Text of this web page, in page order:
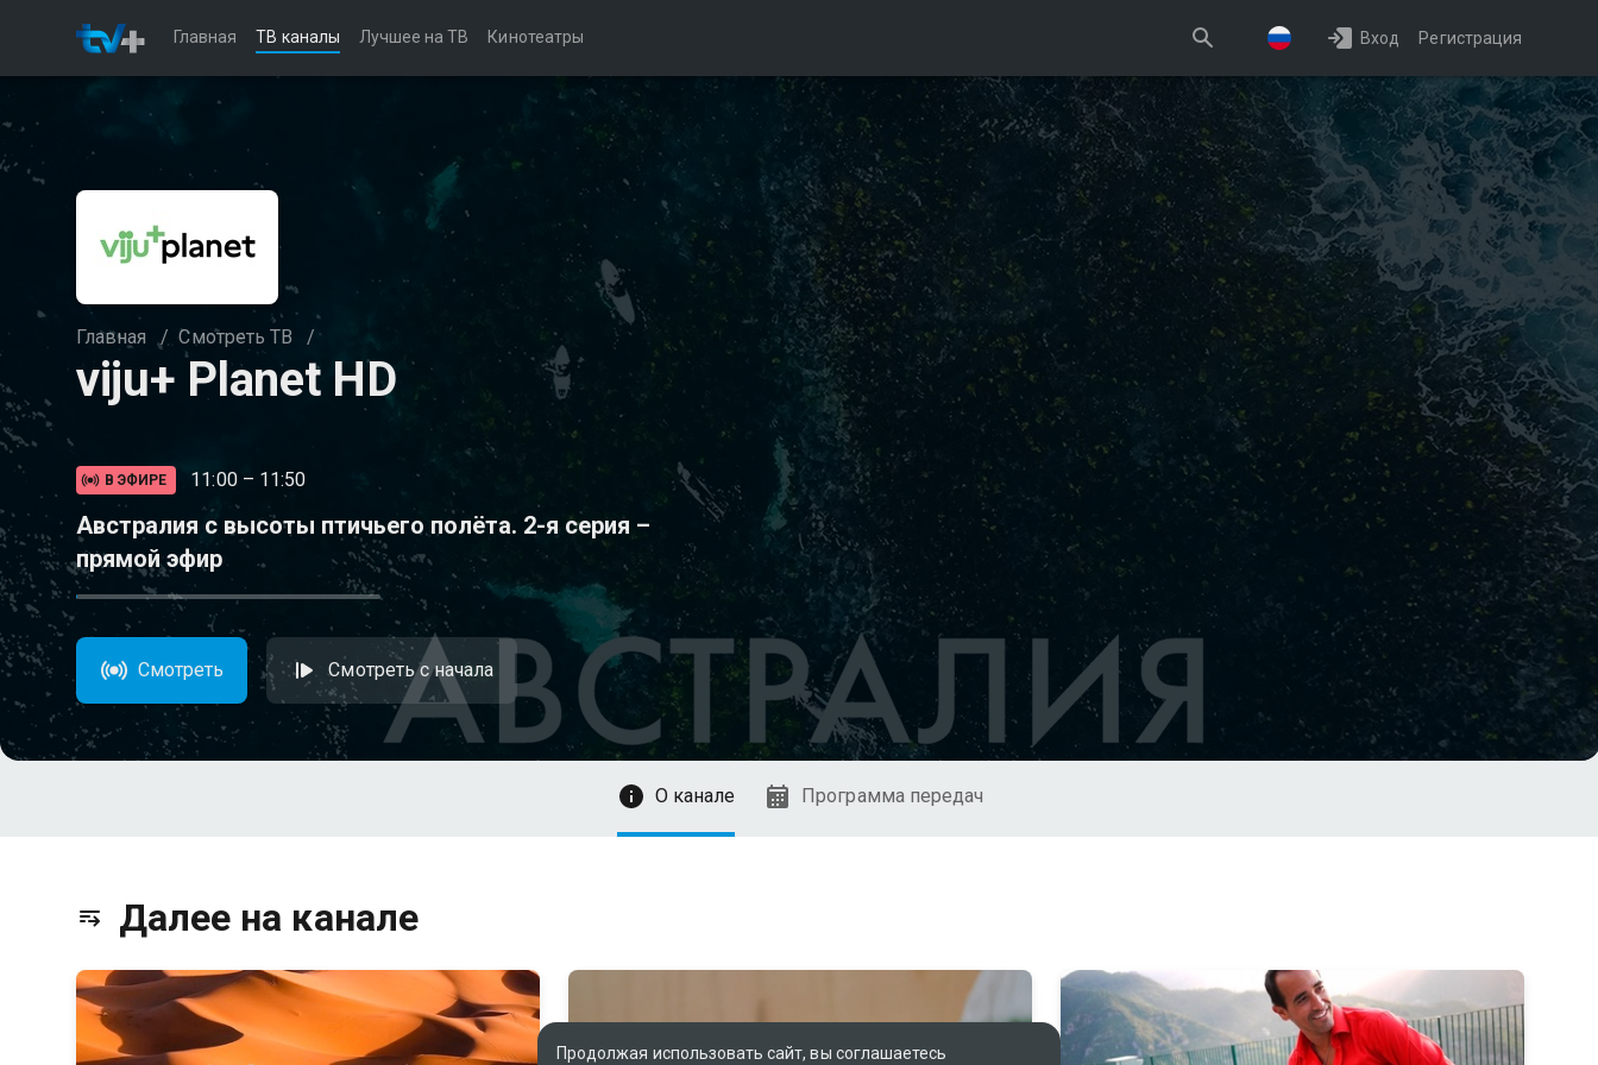
Главная ТВ каналы Лучшее на ТВ Кинотеатры Вход Регистрация
Главная / Смотреть ТВ /
viju+ Planet HD
В ЭФИРЕ 11:00 – 11:50
Австралия с высоты птичьего полёта. 2-я серия –
прямой эфир
Смотреть Смотреть с начала
О канале Программа передач
Далее на канале
Продолжая использовать сайт, вы соглашаетесь